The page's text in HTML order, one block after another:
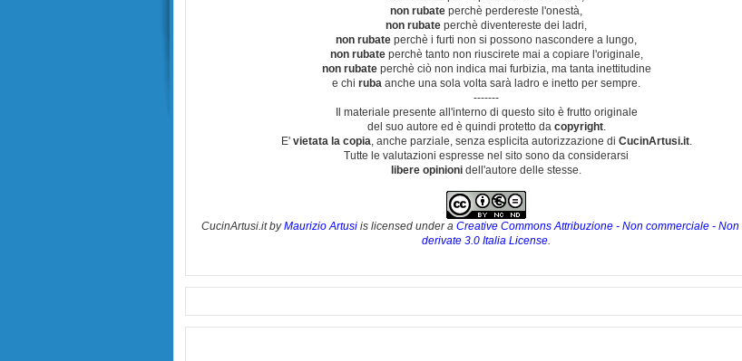
non rubate perchè perdereste l'onestà,
non rubate perchè diventereste dei ladri,
non rubate perchè i furti non si possono nascondere a lungo,
non rubateperchè tanto non riuscirete mai a copiare l'originale,
non rubateperchè ciò non indica mai furbizia, ma tanta inettitudine
e chi ruba anche una sola volta sarà ladro e inetto per sempre.
-------
Il materiale presente all'interno di questo sito è frutto originale
del suo autore ed è quindi protetto da copyright.
E' vietata la copia, anche parziale, senza esplicita autorizzazione di CucinArtusi.it.
Tutte le valutazioni espresse nel sito sono da considerarsi
libere opinioni dell'autore delle stesse.
CucinArtusi.itbyMaurizio Artusi is licensed under a Creative Commons Attribuzione - Non commerciale - Non
derivate 3.0 Italia License.